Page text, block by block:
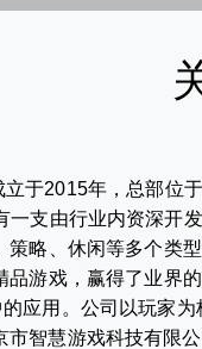
于2015年，总部位
一支由行业内资深开
略、休闲等多个类
品游戏，赢得了业界
应用。公司以玩家
智慧游戏科技有限